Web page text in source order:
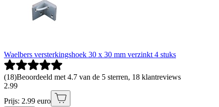
Waelbers versterkingshoek 30 x 30 mm verzinkt 4 stuks
(18)Beoordeeld met 4.7 van de 5 sterren, 18 klantreviews
2.99
Prijs: 2.99 euro